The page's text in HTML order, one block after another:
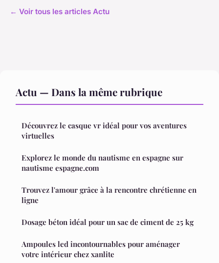
← Voir tous les articles Actu
Actu — Dans la même rubrique
Découvrez le casque vr idéal pour vos aventures
virtuelles
Explorez le monde du nautisme en espagne sur
nautisme espagne.com
Trouvez l'amour grâce à la rencontre chrétienne en
ligne
Dosage béton idéal pour un sac de ciment de 25 kg
Ampoules led incontournables pour aménager
votre intérieur chez xanlite